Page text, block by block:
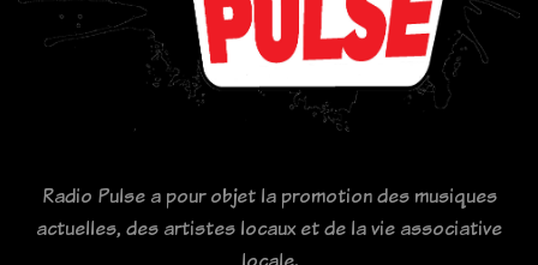
Radio Pulse a pour objet la promotion des musiques
actuelles, des artistes locaux et de la vie associative